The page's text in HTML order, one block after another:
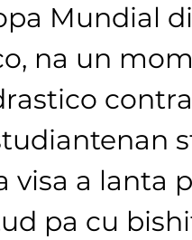
Mundial
na un
visa a lanta
pa cu